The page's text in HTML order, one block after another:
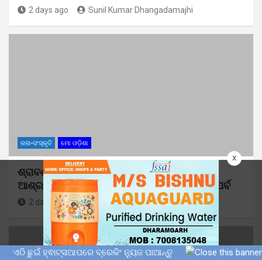
x
2 days ago Sunil Kumar Dhangadamajhi
କଳା-ସଂସ୍କୃତି ମୋ ଓଡ଼ିଶା
ଶ୍ରାବଣ ପୂର୍ଣ୍ଣିମା ଦିନ ପରବାଙ୍ଗି ସତ୍ୟ ମହିମା
ଆଶ୍ରମରେ ମହାସମାରୋହରେ ପାଳିତ ହେବ ନବାନ୍ନ ପର୍ବ
2 days ago Sunil Kumar Dhangadamajhi
ଏଠି ଛୁଇଁ ହ୍ଵାଟ୍ସଆପରେ ବ୍ରେକିଂ ନ୍ୟୁଜ ପାଆନ୍ତୁ